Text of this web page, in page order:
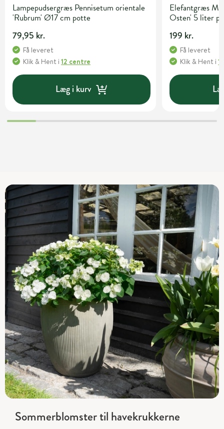
Lampepudsergræs Pennisetum orientale
'Rubrum' Ø17 cm potte
79,95 kr.
Få leveret
Klik & Hent i 12 centre
Læg i kurv
Elefantgræs
Osten' 5 liter
199 kr.
Få leveret
Klik & Hent i
Sommerblomster til havekrukkerne